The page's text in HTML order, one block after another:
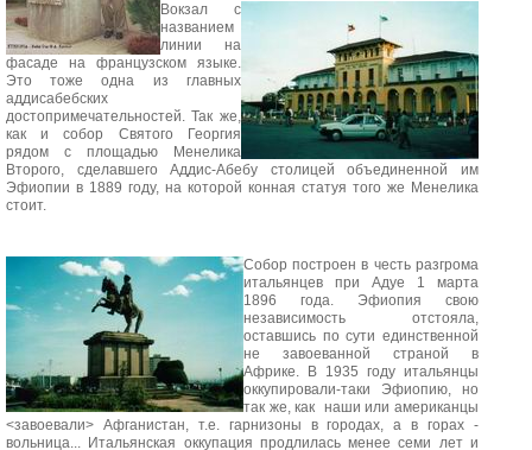
Вокзал с
названием
линии на
фасаде на французском языке.
Это тоже одна из главных
аддисабебских
достопримечательностей. Так же,
как и собор Святого Георгия
рядом с площадью Менелика
Второго, сделавшего Аддис-Абебу столицей объединенной им
Эфиопии в 1889 году, на которой конная статуя того же Менелика
стоит.
Собор построен в честь разгрома
итальянцев при Адуе 1 марта
1896 года. Эфиопия свою
независимость отстояла,
оставшись по сути единственной
не завоеванной страной в
Африке. В 1935 году итальянцы
оккупировали-таки Эфиопию, но
так же, как наши или американцы
<завоевали> Афганистан, т.е. гарнизоны в городах, а в горах -
вольница... Итальянская оккупация продлилась менее семи лет и